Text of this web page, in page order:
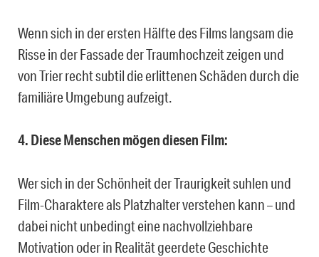
Wenn sich in der ersten Hälfte des Films langsam die
Risse in der Fassade der Traumhochzeit zeigen und
von Trier recht subtil die erlittenen Schäden durch die
familiäre Umgebung aufzeigt.
4. Diese Menschen mögen diesen Film:
Wer sich in der Schönheit der Traurigkeit suhlen und
Film-Charaktere als Platzhalter verstehen kann – und
dabei nicht unbedingt eine nachvollziehbare
Motivation oder in Realität geerdete Geschichte